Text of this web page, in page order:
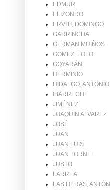
EDMUR
ELIZONDO
ERVITI, DOMINGO
GARRINCHA
GERMAN MUIÑOS
GOMEZ, LOLO
GOYARÁN
HERMINIO
HIDALGO, ANTONIO
IBARRECHE
JIMÉNEZ
JOAQUIN ALVAREZ
JOSÉ
JUAN
JUAN LUIS
JUAN TORNEL
JUSTO
LARREA
LAS HERAS, ANTÓN